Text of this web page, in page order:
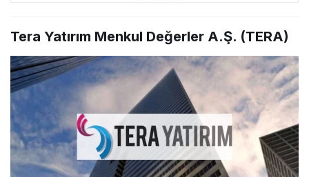
Tera Yatırım Menkul Değerler A.Ş. (TERA)